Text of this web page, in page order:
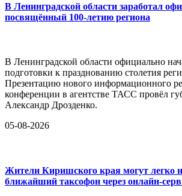
В Ленинградской области заработал
посвящённый 100-летию региона
В Ленинградской области официально
подготовки к празднованию столетия
Презентацию нового информационного
конференции в агентстве ТАСС провёл
Александр Дрозденко.
05-08-2026
Жители Киришского края могут легко
ближайший таксофон через онлайн-